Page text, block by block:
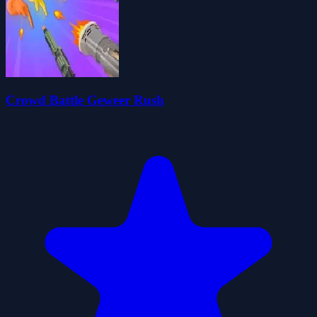
Crowd Battle Geweer Rush